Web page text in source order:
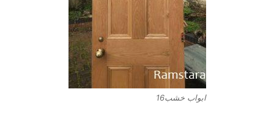
ابواب خشب16